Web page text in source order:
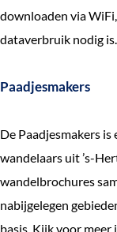
downloaden via
dataverbruik nodig is.
Paadjesmakers
De Paadjesmakers
wandelaars uit ’s-
wandelbrochures
nabijgelegen
basis. Kijk voor